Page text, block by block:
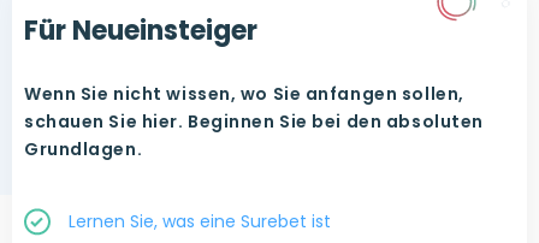
Für Neueinsteiger
Wenn Sie nicht wissen, wo Sie anfangen sollen,
schauen Sie hier. Beginnen Sie bei den absoluten
Grundlagen.
Lernen Sie, was eine Surebet ist